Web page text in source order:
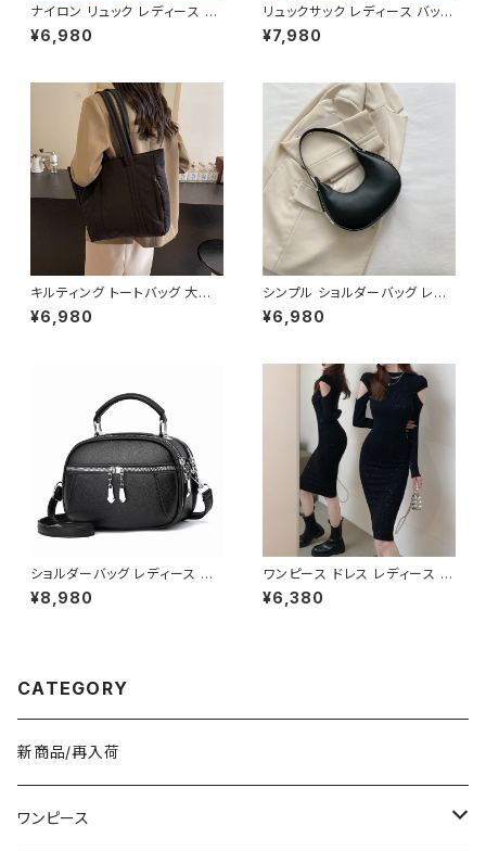
ナイロン リュック レディース ミ
ニバックパック 2WAY ショルダ
ー 肩掛け ハンドバッグ 軽量 カ
¥6,980
リュックサック レディース バック
パック 通学バッグ カジュアルリ
ュック 大容量 高校生 中学生 韓
¥7,980
キルティング トートバッグ 大容
量 肩掛けバッグ レディース バッ
グ シンプル 無地 カジュアル 韓
¥6,980
シンプル ショルダーバッグ レデ
ィースバッグ ワンショルダー 肩
掛け カジュアル PUレザー 高見
¥6,980
ショルダーバッグ レディース 斜
めがけ 小さめ 2way バッグ 合
皮 軽量 ミニバッグ おしゃれ 可
¥8,980
ワンピース ドレス レディース 春
夏 秋冬 春 夏 秋 冬 黒 タイトワ
ンピース タイトドレス 長袖 ワン
国ファッション OL カジュアル
SS0076
¥6,380
CATEGORY
新商品/再入荷
ワンピース